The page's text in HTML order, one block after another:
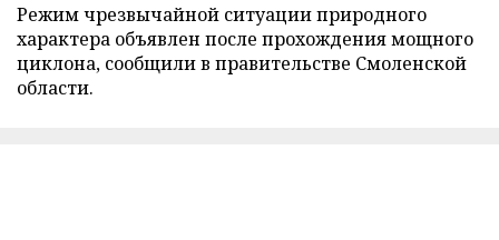
Режим чрезвычайной ситуации природного
характера объявлен после прохождения мощного
циклона, сообщили в правительстве Смоленской
области.